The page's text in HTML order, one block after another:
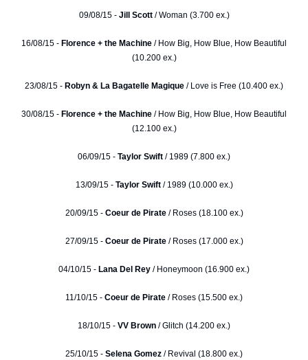
09/08/15 - Jill Scott / Woman (3.700 ex.)
16/08/15 - Florence + the Machine / How Big, How Blue, How Beautiful
(10.200 ex.)
23/08/15 - Robyn & La Bagatelle Magique / Love is Free (10.400 ex.)
30/08/15 - Florence + the Machine / How Big, How Blue, How Beautiful
(12.100 ex.)
06/09/15 - Taylor Swift / 1989 (7.800 ex.)
13/09/15 - Taylor Swift / 1989 (10.000 ex.)
20/09/15 - Coeur de Pirate/ Roses (18.100 ex.)
27/09/15 - Coeur de Pirate/ Roses (17.000 ex.)
04/10/15 - Lana Del Rey / Honeymoon (16.900 ex.)
11/10/15 - Coeur de Pirate / Roses (15.500 ex.)
18/10/15 - VV Brown / Glitch (14.200 ex.)
25/10/15 - Selena Gomez / Revival (18.800 ex.)